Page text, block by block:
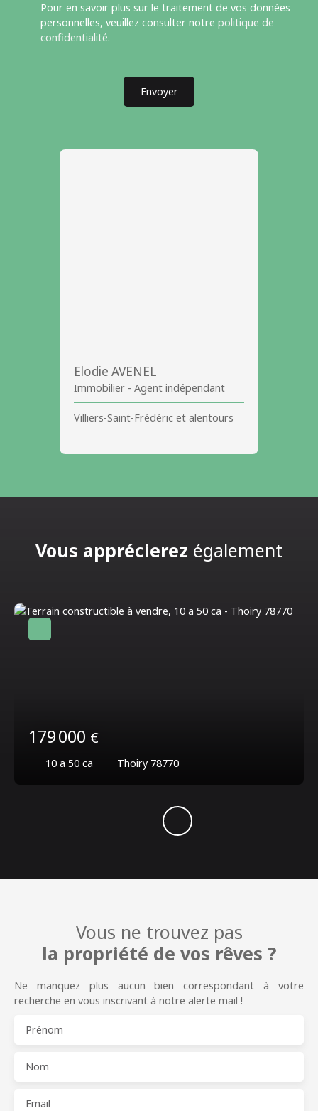
Pour en savoir plus sur le traitement de vos données
personnelles, veuillez consulter notre politique de
confidentialité.
Envoyer
Elodie AVENEL
Immobilier - Agent indépendant
Villiers-Saint-Frédéric et alentours
Vous apprécierez également
179 000 €
10 a 50 ca Thoiry 78770
Vous ne trouvez pas
la propriété de vos rêves ?
Ne manquez plus aucun bien correspondant à votre
recherche en vous inscrivant à notre alerte mail !
Prénom
Nom
Email